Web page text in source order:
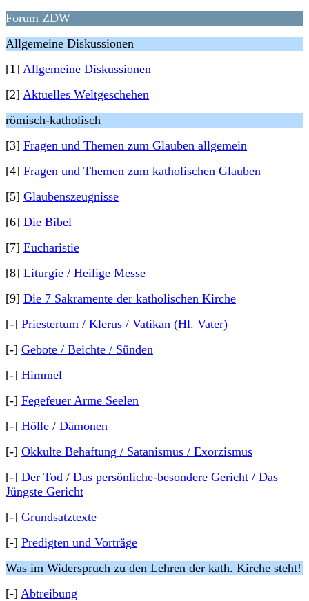
Forum ZDW
Allgemeine Diskussionen
[1] Allgemeine Diskussionen
[2] Aktuelles Weltgeschehen
römisch-katholisch
[3] Fragen und Themen zum Glauben allgemein
[4] Fragen und Themen zum katholischen Glauben
[5] Glaubenszeugnisse
[6] Die Bibel
[7] Eucharistie
[8] Liturgie / Heilige Messe
[9] Die 7 Sakramente der katholischen Kirche
[-] Priestertum / Klerus / Vatikan (Hl. Vater)
[-] Gebote / Beichte / Sünden
[-] Himmel
[-] Fegefeuer Arme Seelen
[-] Hölle / Dämonen
[-] Okkulte Behaftung / Satanismus / Exorzismus
[-] Der Tod / Das persönliche-besondere Gericht / Das
Jüngste Gericht
[-] Grundsatztexte
[-] Predigten und Vorträge
Was im Widerspruch zu den Lehren der kath. Kirche steht!
[-] Abtreibung